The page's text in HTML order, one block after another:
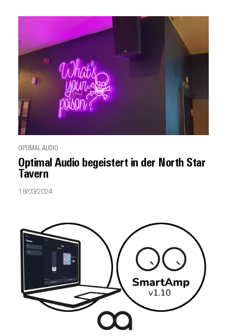
OPTIMAL AUDIO
Optimal Audio begeistert in der North Star
Tavern
18/03/2024